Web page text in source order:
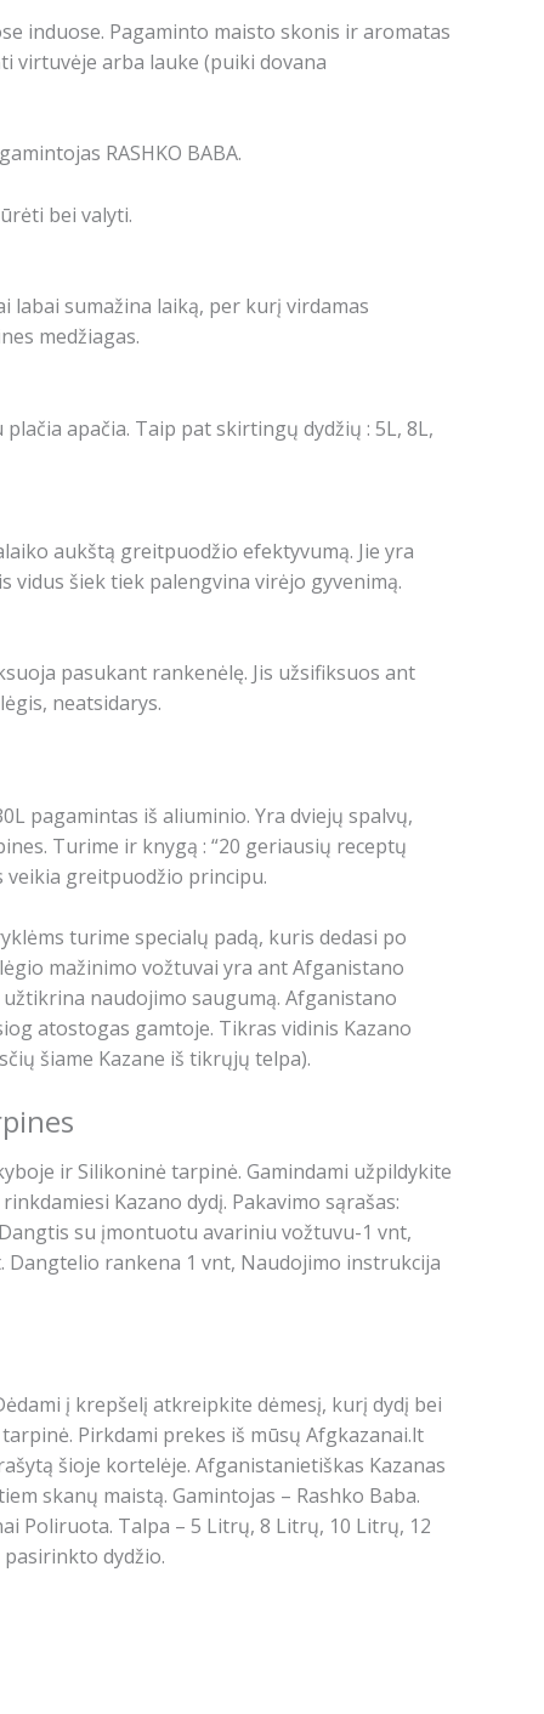
induose. Pagaminto maisto skonis ir aromatas
virtuvėje arba lauke (puiki dovana
RASHKO BABA.
bei valyti.
labai sumažina laiką, per kurį virdamas
medžiagas.
apačia. Taip pat skirtingų dydžių : 5L, 8L,
aukštą greitpuodžio efektyvumą. Jie yra
šiek tiek palengvina virėjo gyvenimą.
pasukant rankenėlę. Jis užsifiksuos ant
neatsidarys.
pagamintas iš aliuminio. Yra dviejų spalvų,
Turime ir knygą : “20 geriausių receptų
veikia greitpuodžio principu.
turime specialų padą, kuris dedasi po
mažinimo vožtuvai yra ant Afganistano
naudojimo saugumą. Afganistano
atostogas gamtoje. Tikras vidinis Kazano
šiame Kazane iš tikrųjų telpa).
ir Silikoninė tarpinė. Gamindami užpildykite
Kazano dydį. Pakavimo sąrašas:
su įmontuotu avariniu vožtuvu-1 vnt,
Dangtelio rankena 1 vnt, Naudojimo instrukcija
į krepšelį atkreipkite dėmesį, kurį dydį bei
Pirkdami prekes iš mūsų Afgkazanai.lt
šioje kortelėje. Afganistanietiškas Kazanas
skanų maistą. Gamintojas – Rashko Baba.
Poliruota. Talpa – 5 Litrų, 8 Litrų, 10 Litrų, 12
dydžio.